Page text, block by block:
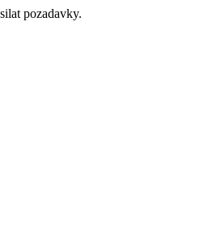
pozadavky.